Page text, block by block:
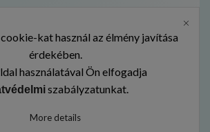
kat használ az élmény javítása
érdekében.
használatával Ön elfogadja
szabályzatunkat.
More details